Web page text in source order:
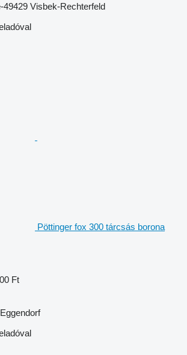
49429 Visbek-Rechterfeld
Pöttinger fox 300 tárcsás borona
Ft